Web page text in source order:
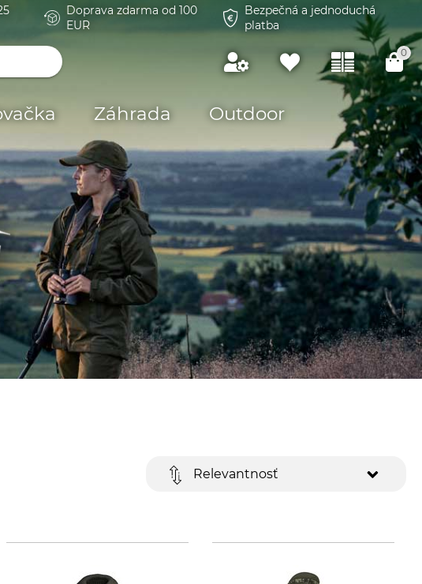
Doprava zdarma od 100
EUR
Bezpečná a jednoduchá
platba
0
Záhrada Outdoor
Relevantnosť